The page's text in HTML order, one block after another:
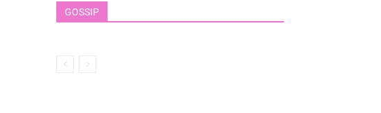
GOSSIP